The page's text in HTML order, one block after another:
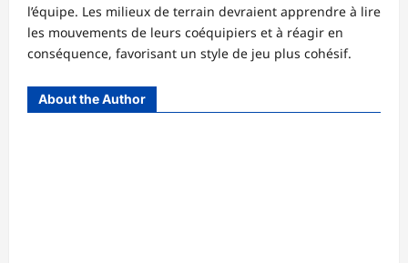
l’équipe. Les milieux de terrain devraient apprendre à lire
les mouvements de leurs coéquipiers et à réagir en
conséquence, favorisant un style de jeu plus cohésif.
About the Author